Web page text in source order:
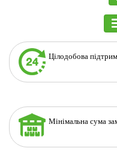
Цілодобова
Мінімальна